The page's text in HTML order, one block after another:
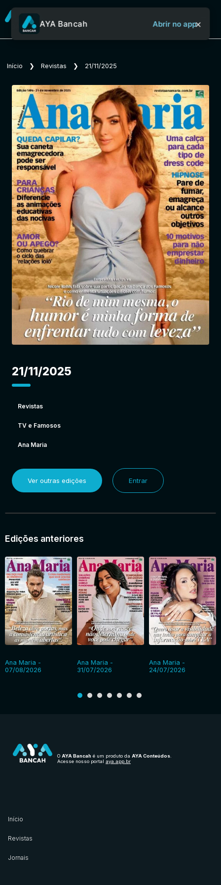
Sobre o Aya Bancah
Início
Revistas
Jornais
Notícias
Entrar
AYA Bancah Abrir no app×
Início ❯ Revistas ❯ 21/11/2025
21/11/2025
Revistas
TV e Famosos
Ana Maria
Ver outras edições Entrar
Edições anteriores
Ana Maria -
07/08/2026
Ana Maria -
31/07/2026
Ana Maria -
24/07/2026
O AYA Bancah é um produto da AYA Conteúdos
Acesse nosso portal aya.app.br
Início
Revistas
Jornais